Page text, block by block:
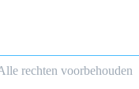
rechten voorbehouden